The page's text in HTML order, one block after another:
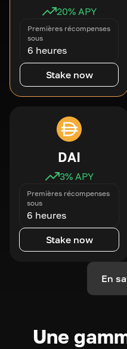
20% APY
Premières récompenses
sous
6 heures
Stake now
DAI
3% APY
Premières récompenses
sous
6 heures
Stake now
En
Une